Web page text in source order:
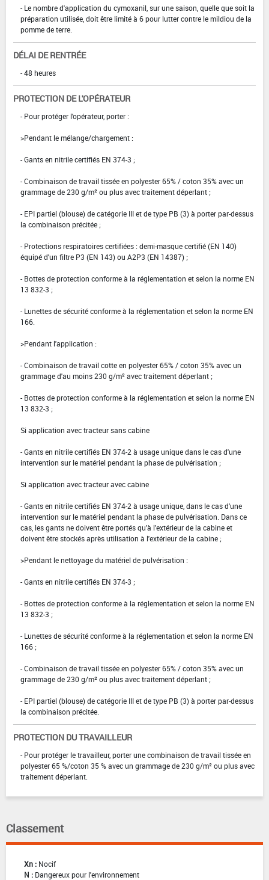
- Le nombre d'application du cymoxanil, sur une saison, quelle que soit la
préparation utilisée, doit être limité à 6 pour lutter contre le mildiou de la
pomme de terre.
DÉLAI DE RENTRÉE
- 48 heures
PROTECTION DE L'OPÉRATEUR
- Pour protéger l'opérateur, porter :
>Pendant le mélange/chargement :
- Gants en nitrile certifiés EN 374-3 ;
- Combinaison de travail tissée en polyester 65% / coton 35% avec un
grammage de 230 g/m² ou plus avec traitement déperlant ;
- EPI partiel (blouse) de catégorie III et de type PB (3) à porter par-dessus
la combinaison précitée ;
- Protections respiratoires certifiées : demi-masque certifié (EN 140)
équipé d'un filtre P3 (EN 143) ou A2P3 (EN 14387) ;
- Bottes de protection conforme à la réglementation et selon la norme EN
13 832-3 ;
- Lunettes de sécurité conforme à la réglementation et selon la norme EN
166.
>Pendant l'application :
- Combinaison de travail cotte en polyester 65% / coton 35% avec un
grammage d'au moins 230 g/m² avec traitement déperlant ;
- Bottes de protection conforme à la réglementation et selon la norme EN
13 832-3 ;
Si application avec tracteur sans cabine
- Gants en nitrile certifiés EN 374-2 à usage unique dans le cas d'une
intervention sur le matériel pendant la phase de pulvérisation ;
Si application avec tracteur avec cabine
- Gants en nitrile certifiés EN 374-2 à usage unique, dans le cas d'une
intervention sur le matériel pendant la phase de pulvérisation. Dans ce
cas, les gants ne doivent être portés qu'à l'extérieur de la cabine et
doivent être stockés après utilisation à l'extérieur de la cabine ;
>Pendant le nettoyage du matériel de pulvérisation :
- Gants en nitrile certifiés EN 374-3 ;
- Bottes de protection conforme à la réglementation et selon la norme EN
13 832-3 ;
- Lunettes de sécurité conforme à la réglementation et selon la norme EN
166 ;
- Combinaison de travail tissée en polyester 65% / coton 35% avec un
grammage de 230 g/m² ou plus avec traitement déperlant ;
- EPI partiel (blouse) de catégorie III et de type PB (3) à porter par-dessus
la combinaison précitée.
PROTECTION DU TRAVAILLEUR
- Pour protéger le travailleur, porter une combinaison de travail tissée en
polyester 65 %/coton 35 % avec un grammage de 230 g/m² ou plus avec
traitement déperlant.
Classement
Xn : Nocif
N : Dangereux pour l'environnement